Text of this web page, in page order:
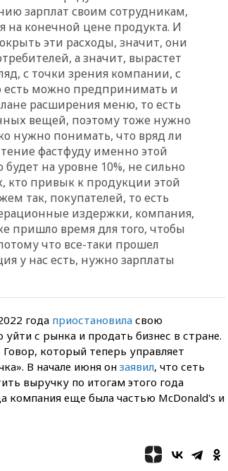
вчера, 20:35 ПВО за день
сбила еще 281 украинский
беспилотник над Россией
вчера, 20:27 Ямпольская
призвала оптимизировать
олимпиады для поступления в
вузы
вчера, 20:15
Минтранс
предложил оплачивать
защиту дорог от БПЛА из
средств на ремонт
вчера, 20:00Зеленский 8
августа посетит Сербию с
официальным визитом
вчера, 19:58 В Госдуму будет
внесен законопроект об
отмене ЕГЭ
Ярославля приостановили
WP: Трамп
призвал доноров-
республиканцев поддержать
Вэнса на выборах 2028 года
вчера, 19:20
Число ломбардов
в РФ превысило максимум
аэропорт Геленджика
возобновили работу
зарплат своим сотрудникам,
на конечной цене продукта. И
эти расходы, значит, они
а значит, вырастет
с точки зрения компании, с
есть можно предпринимать и
расширения меню, то есть
вещей, поэтому тоже нужно
нужно понимать, что вряд ли
фастфуду именно этой
на уровне 10%, не сильно
кто привык к продукции этой
так, покупателей, то есть
издержки, компания,
пришло время для того, чтобы
что все-таки прошел
у нас есть, нужно зарплаты
года приостановила свою
с рынка и продать бизнес в стране.
который теперь управляет
В начале июня он заявил, что сеть
выручку по итогам этого года
компания еще была частью McDonald's и